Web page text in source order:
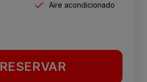
Aire acondicionado
RESERVAR